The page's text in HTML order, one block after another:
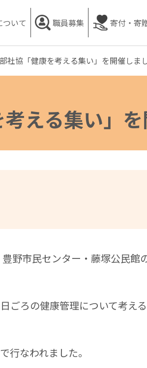
々な事業を推進しています
ついて 職員募集 寄付・寄
社協「健康を考える集い」を開催しま
える集い」
野市民センター・藤塚公民館
ごろの健康管理について考え
行なわれました。